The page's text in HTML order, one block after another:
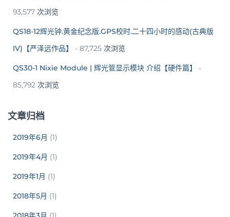
93,577 次浏览
QS18-12辉光钟.黄金纪念版.GPS校时.二十四小时的感动(古典版
IV)【严泽远作品】
- 87,725 次浏览
QS30-1 Nixie Module | 辉光管显示模块 介绍【硬件篇】
-
85,792 次浏览
文章归档
2019年6月 (1)
2019年4月 (1)
2019年1月 (1)
2018年5月 (1)